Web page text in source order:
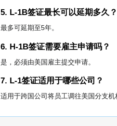
5. L-1B签证最长可以延期多久？
最多可延期至5年。
6. H-1B签证需要雇主申请吗？
是，必须由美国雇主提交申请。
7. L-1签证适用于哪些公司？
适用于跨国公司将员工调往美国分支机